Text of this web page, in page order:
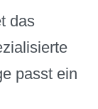
das
passt ein